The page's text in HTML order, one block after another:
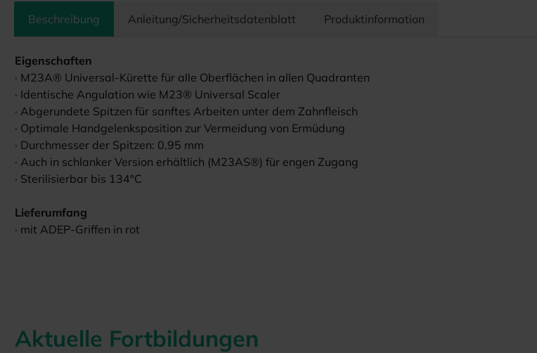
Beschreibung Anleitung/Sicherheitsdatenblatt Produktinformation
Eigenschaften
· M23A® Universal-Kürette für alle Oberflächen in allen Quadranten
· Identische Angulation wie M23® Universal Scaler
· Abgerundete Spitzen für sanftes Arbeiten unter dem Zahnfleisch
· Optimale Handgelenksposition zur Vermeidung von Ermüdung
· Durchmesser der Spitzen: 0,95 mm
· Auch in schlanker Version erhältlich (M23AS®) für engen Zugang
· Sterilisierbar bis 134°C
Lieferumfang
· mit ADEP-Griffen in rot
Aktuelle Fortbildungen